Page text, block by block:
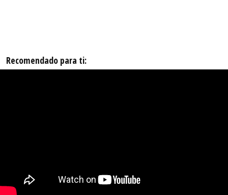
Recomendado para ti: